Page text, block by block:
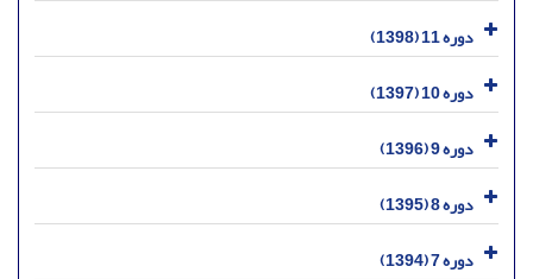
دوره 11 (1398)
دوره 10 (1397)
دوره 9 (1396)
دوره 8 (1395)
دوره 7 (1394)